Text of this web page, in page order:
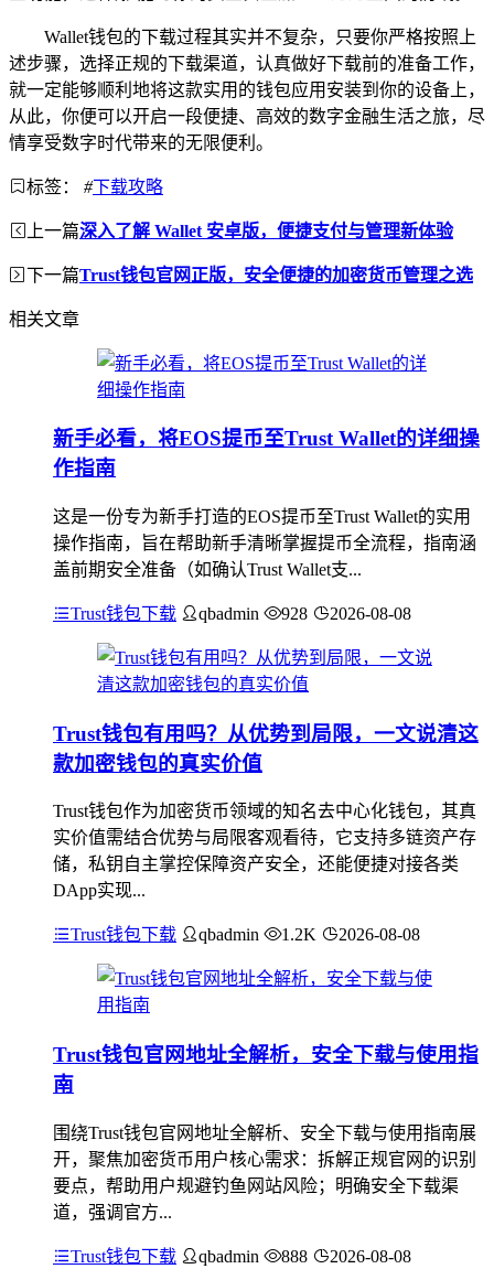
Wallet钱包的下载过程其实并不复杂，只要你严格按照上
述步骤，选择正规的下载渠道，认真做好下载前的准备工作，
就一定能够顺利地将这款实用的钱包应用安装到你的设备上，
从此，你便可以开启一段便捷、高效的数字金融生活之旅，尽
情享受数字时代带来的无限便利。
标签： #下载攻略
上一篇深入了解 Wallet 安卓版，便捷支付与管理新体验
下一篇Trust钱包官网正版，安全便捷的加密货币管理之选
相关文章
新手必看，将EOS提币至Trust Wallet的详细操
作指南
这是一份专为新手打造的EOS提币至Trust Wallet的实用
操作指南，旨在帮助新手清晰掌握提币全流程，指南涵
盖前期安全准备（如确认Trust Wallet支...
Trust钱包下载 qbadmin 928 2026-08-08
Trust钱包有用吗？从优势到局限，一文说清这
款加密钱包的真实价值
Trust钱包作为加密货币领域的知名去中心化钱包，其真
实价值需结合优势与局限客观看待，它支持多链资产存
储，私钥自主掌控保障资产安全，还能便捷对接各类
DApp实现...
Trust钱包下载 qbadmin 1.2K 2026-08-08
Trust钱包官网地址全解析，安全下载与使用指
南
围绕Trust钱包官网地址全解析、安全下载与使用指南展
开，聚焦加密货币用户核心需求：拆解正规官网的识别
要点，帮助用户规避钓鱼网站风险；明确安全下载渠
道，强调官方...
Trust钱包下载 qbadmin 888 2026-08-08